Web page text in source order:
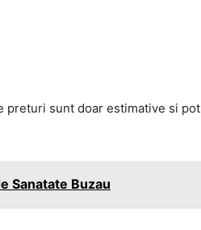
preturi sunt doar estimative si pot
Sanatate Buzau